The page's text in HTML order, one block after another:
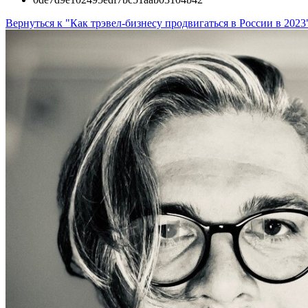
Вернуться к "Как трэвел-бизнесу продвигаться в России в